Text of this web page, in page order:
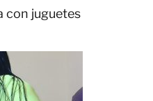
con juguetes